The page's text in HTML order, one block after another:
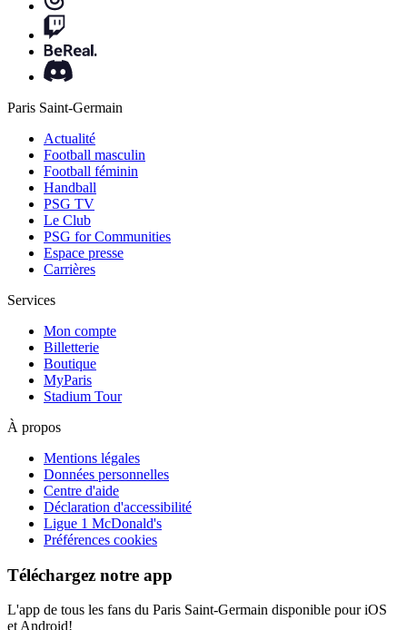
Paris Saint-Germain
Actualité
Football masculin
Football féminin
Handball
PSG TV
Le Club
PSG for Communities
Espace presse
Carrières
Services
Mon compte
Billetterie
Boutique
MyParis
Stadium Tour
À propos
Mentions légales
Données personnelles
Centre d'aide
Déclaration d'accessibilité
Ligue 1 McDonald's
Préférences cookies
Téléchargez notre app
L'app de tous les fans du Paris Saint-Germain disponible pour iOS
et Android!